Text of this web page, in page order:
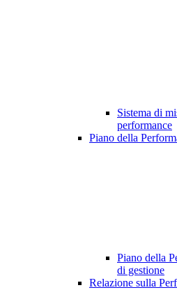
Sistema di
performance
Piano della
Piano della
di gestione
Relazione sulla